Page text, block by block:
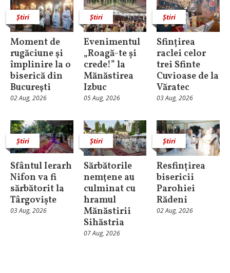
Știri
Moment de
rugăciune şi
împlinire la o
biserică din
Bucureşti
02 Aug, 2026
Știri
Evenimentul
„Roagă-te și
crede!” la
Mănăstirea
Izbuc
05 Aug, 2026
Știri
Sfințirea
raclei celor
trei Sfinte
Cuvioase de la
Văratec
03 Aug, 2026
Știri
Sfântul Ierarh
Nifon va fi
sărbătorit la
Târgoviște
03 Aug, 2026
Știri
Sărbătorile
nemţene au
culminat cu
hramul
Mănăstirii
Sihăstria
07 Aug, 2026
Știri
Resfințirea
bisericii
Parohiei
Rădeni
02 Aug, 2026